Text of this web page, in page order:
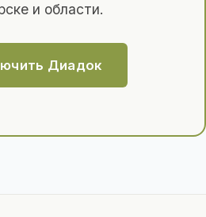
и области.
Диадок